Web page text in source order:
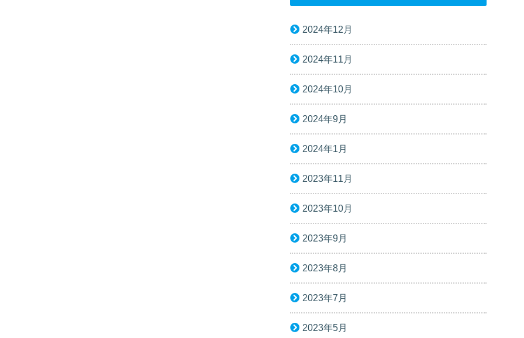
2024年12月
2024年11月
2024年10月
2024年9月
2024年1月
2023年11月
2023年10月
2023年9月
2023年8月
2023年7月
2023年5月